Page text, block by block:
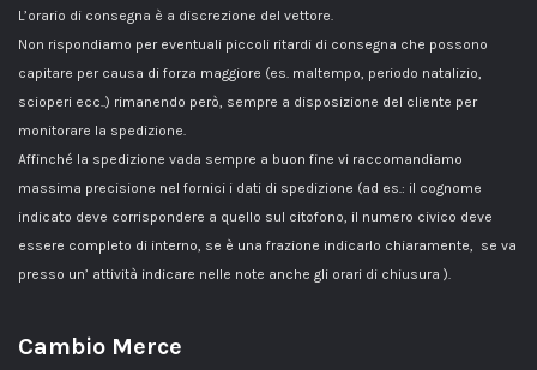
L’orario di consegna è a discrezione del vettore.
Non rispondiamo per eventuali piccoli ritardi di consegna che possono
capitare per causa di forza maggiore (es. maltempo, periodo natalizio,
scioperi ecc..) rimanendo però, sempre a disposizione del cliente per
monitorare la spedizione.
Affinché la spedizione vada sempre a buon fine vi raccomandiamo
massima precisione nel fornici i dati di spedizione (ad es.: il cognome
indicato deve corrispondere a quello sul citofono, il numero civico deve
essere completo di interno, se è una frazione indicarlo chiaramente, se va
presso un’ attività indicare nelle note anche gli orari di chiusura ).
Cambio Merce